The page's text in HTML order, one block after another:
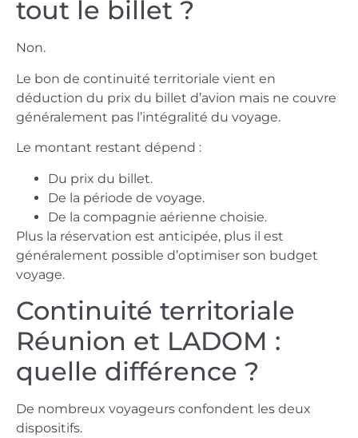
tout le billet ?
Non.
Le bon de continuité territoriale vient en
déduction du prix du billet d’avion mais ne couvre
généralement pas l’intégralité du voyage.
Le montant restant dépend :
Du prix du billet.
De la période de voyage.
De la compagnie aérienne choisie.
Plus la réservation est anticipée, plus il est
généralement possible d’optimiser son budget
voyage.
Continuité territoriale
Réunion et LADOM :
quelle différence ?
De nombreux voyageurs confondent les deux
dispositifs.